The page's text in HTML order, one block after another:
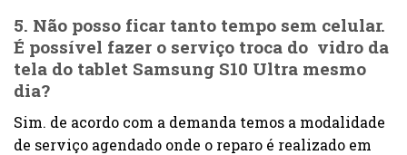
5. Não posso ficar tanto tempo sem celular.
É possível fazer o serviço troca do vidro da
tela do tablet Samsung S10 Ultra mesmo
dia?
Sim. de acordo com a demanda temos a modalidade
de serviço agendado onde o reparo é realizado em